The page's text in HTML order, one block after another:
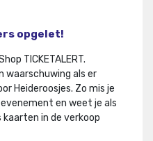
opgelet!
TICKETALERT.
waarschuwing als er
Heideroosjes. Zo mis je
en weet je als
in de verkoop